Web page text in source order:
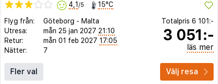
4,1 /5 15°C
Flyg från: Göteborg - Malta
Utresa:
mån 25 jan 2027 21:10
Retur:
mån 01 feb 2027 17:05
Nätter:
7
Totalpris 6 101:-
3 051:-
läs mer
Fler val Välj resa